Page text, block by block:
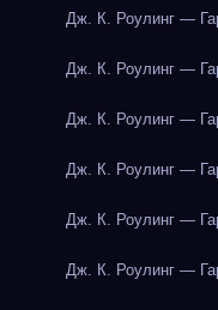
Дж. К. Роулинг —
Дж. К. Роулинг —
Дж. К. Роулинг —
Дж. К. Роулинг —
Дж. К. Роулинг —
Дж. К. Роулинг —